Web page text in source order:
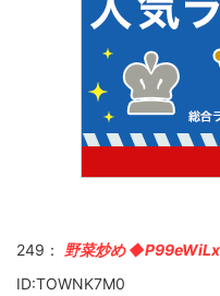
249： 野菜炒め
ID:TOWNK7M0